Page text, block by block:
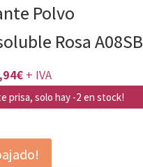
Polvo
Rosa A08SB
€El
precio
es:
18,94€.
+ IVA
prisa, solo hay -2 en stock!